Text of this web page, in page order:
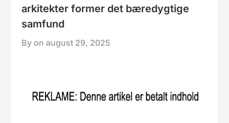
arkitekter former det bæredygtige
samfund
By onaugust 29, 2025